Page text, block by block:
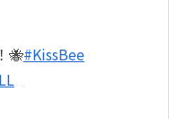
🐝#KissBee